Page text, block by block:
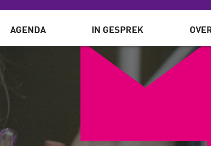
AGENDA IN GESPREK